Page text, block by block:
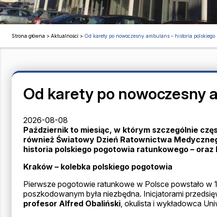
Strona główna > Aktualności > Od karety po nowoczesny ambulans – historia
Od karety po nowoczesny
2026-08-08
Październik to miesiąc, w którym szczególnie
również Światowy Dzień Ratownictwa
historia polskiego pogotowia ratunkowego –
Kraków – kolebka polskiego pogotowia
Pierwsze pogotowie ratunkowe w Polsce powstało w
poszkodowanym była niezbędna. Inicjatorami
profesor Alfred Obaliński, okulista i wykładowca